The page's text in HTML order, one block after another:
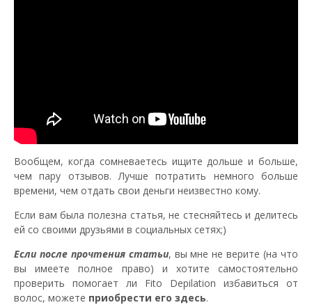
Вообщем, когда сомневаетесь ищите дольше и больше,
чем пару отзывов. Лучше потратить немного больше
времени, чем отдать свои деньги неизвестно кому.
Если вам была полезна статья, не стесняйтесь и делитесь
ей со своими друзьями в социальных сетях;)
Если после прочтения статьи, вы мне не верите (на что
вы имеете полное право) и хотите самостоятельно
проверить помогает ли Fito Depilation избавиться от
волос, можете приобрести его здесь.